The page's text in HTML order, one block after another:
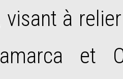
visant à
et